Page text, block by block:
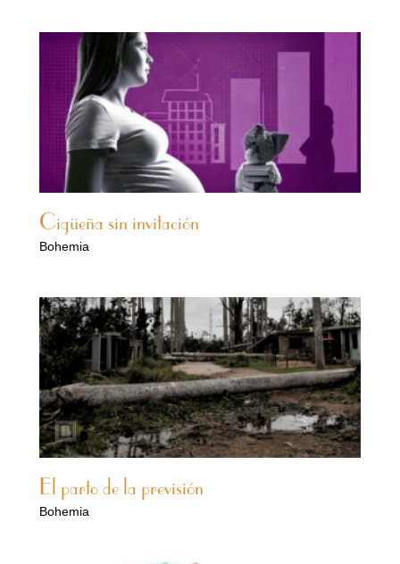
Cigüeña sin invitación
Bohemia
El parto de la previsión
Bohemia